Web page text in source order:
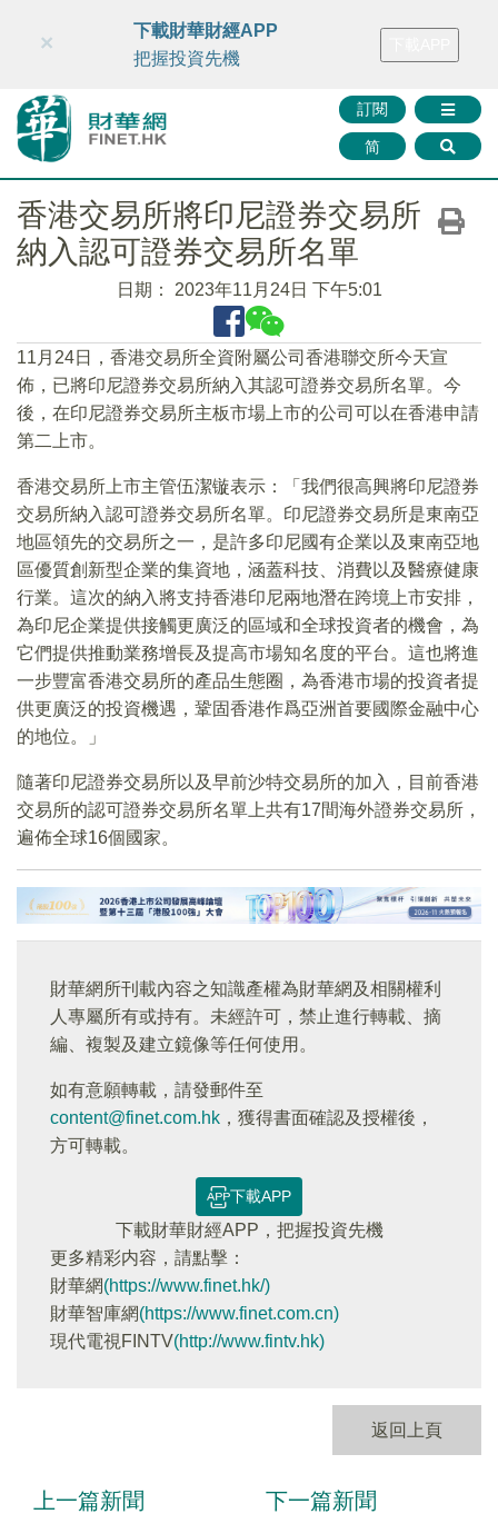
財華智庫網 FINTV FINMETA 財華證券 媒體矩陣
訂閱
简
×
下載財華財經APP
把握投資先機
香港交易所將印尼證券交易所
納入認可證券交易所名單
日期： 2023年11月24日 下午5:01
11月24日，香港交易所全資附屬公司香港聯交所今天宣
佈，已將印尼證券交易所納入其認可證券交易所名單。今
後，在印尼證券交易所主板市場上市的公司可以在香港申請
第二上市。
香港交易所上市主管伍潔镟表示：「我們很高興將印尼證券
交易所納入認可證券交易所名單。印尼證券交易所是東南亞
地區領先的交易所之一，是許多印尼國有企業以及東南亞地
區優質創新型企業的集資地，涵蓋科技、消費以及醫療健康
行業。這次的納入將支持香港印尼兩地潛在跨境上市安排，
為印尼企業提供接觸更廣泛的區域和全球投資者的機會，為
它們提供推動業務增長及提高市場知名度的平台。這也將進
一步豐富香港交易所的產品生態圈，為香港市場的投資者提
供更廣泛的投資機遇，鞏固香港作爲亞洲首要國際金融中心
的地位。」
隨著印尼證券交易所以及早前沙特交易所的加入，目前香港
交易所的認可證券交易所名單上共有17間海外證券交易所，
遍佈全球16個國家。
財華網所刊載內容之知識產權為財華網及相關權利
人專屬所有或持有。未經許可，禁止進行轉載、摘
編、複製及建立鏡像等任何使用。
如有意願轉載，請發郵件至
content@finet.com.hk ，獲得書面確認及授權後，
方可轉載。
下載APP
下載財華財經APP，把握投資先機
更多精彩内容，請點擊：
財華網(https://www.finet.hk/)
財華智庫網(https://www.finet.com.cn)
現代電視FINTV(http://www.fintv.hk)
返回上頁
上一篇新聞 下一篇新聞